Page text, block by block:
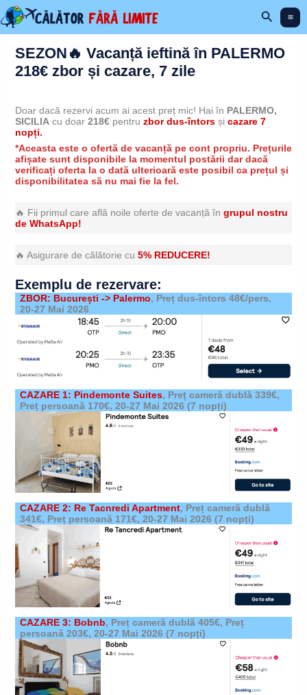
Skip
to
content
Search
SEZON🔥 Vacanță ieftină în PALERMO
218€ zbor și cazare, 7 zile
Doar dacă rezervi acum ai acest preț mic! Hai în PALERMO,
SICILIAcu doar 218€pentru zbor dus-întorsși cazare 7
nopți.
*Aceasta este o ofertă de vacanță pe cont propriu. Prețurile
afișate sunt disponibile la momentul postării dar dacă
verificați oferta la o dată ulterioară este posibil ca prețul și
disponibilitatea să nu mai fie la fel.
🔥 Fii primul care află noile oferte de vacanță în grupul nostru
de WhatsApp!
🔥 Asigurare de călătorie cu 5% REDUCERE!
Exemplu de rezervare:
ZBOR: București -> Palermo, Preț dus-întors 48€/pers,
20-27 Mai 2026
CAZARE 1: Pindemonte Suites, Preț cameră dublă 339€,
Preț persoană 170€, 20-27 Mai 2026(7 nopți)
CAZARE 2: Re Tacnredi Apartment, Preț cameră dublă
341€, Preț persoană 171€, 20-27 Mai 2026(7 nopți)
CAZARE 3: Bobnb, Preț cameră dublă 405€, Preț
persoană 203€, 20-27 Mai 2026(7 nopți)